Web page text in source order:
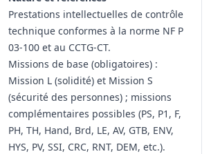
Prestations intellectuelles de contrôle
technique conformes à la norme NF P
03‑100 et au CCTG‑CT.
Missions de base (obligatoires) :
Mission L (solidité) et Mission S
(sécurité des personnes) ; missions
complémentaires possibles (PS, P1, F,
PH, TH, Hand, Brd, LE, AV, GTB, ENV,
HYS, PV, SSI, CRC, RNT, DEM, etc.).